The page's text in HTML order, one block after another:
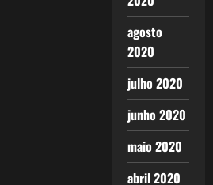
agosto
2020
julho 2020
junho 2020
maio 2020
abril 2020